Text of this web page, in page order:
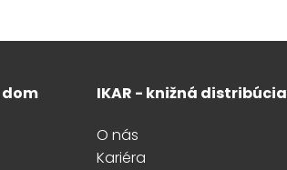
IKAR - knižná distribúcia
O nás
Kariéra